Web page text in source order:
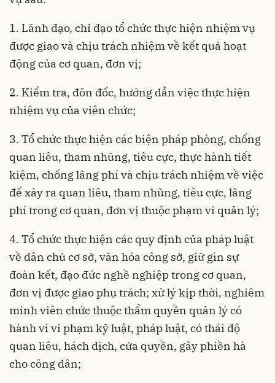
1. Lãnh đạo, chỉ đạo tổ chức thực hiện nhiệm vụ
được giao và chịu trách nhiệm về kết quả hoạt
động của cơ quan, đơn vị;
2. Kiểm tra, đôn đốc, hướng dẫn việc thực hiện
nhiệm vụ của viên chức;
3. Tổ chức thực hiện các biện pháp phòng, chống
quan liêu, tham nhũng, tiêu cực, thực hành tiết
kiệm, chống lãng phí và chịu trách nhiệm về việc
để xảy ra quan liêu, tham nhũng, tiêu cực, lãng
phí trong cơ quan, đơn vị thuộc phạm vi quản lý;
4. Tổ chức thực hiện các quy định của pháp luật
về dân chủ cơ sở, văn hóa công sở, giữ gìn sự
đoàn kết, đạo đức nghề nghiệp trong cơ quan,
đơn vị được giao phụ trách; xử lý kịp thời, nghiêm
minh viên chức thuộc thẩm quyền quản lý có
hành vi vi phạm kỷ luật, pháp luật, có thái độ
quan liêu, hách dịch, cửa quyền, gây phiền hà
cho công dân;